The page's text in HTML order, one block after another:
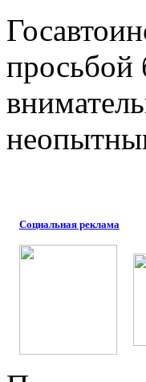
просьбой
Социальная реклама